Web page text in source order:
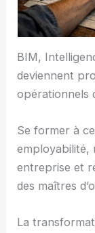
BIM,
deviennent
opérationnels
Se former à
employabilité,
entreprise et
des maîtres
La